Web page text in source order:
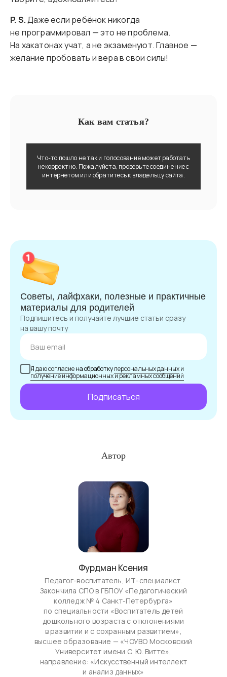
P. S.Даже если ребёнок никогда
не программировал — это не проблема.
На хакатонах учат, а не экзаменуют. Главное —
желание пробовать и вера в свои силы!
Как вам статья?
Что-то пошло не так и голосование может работать
некорректно. Пожалуйста, проверьте соединение с
интернетом или обратитесь к владельцу сайта.
Советы, лайфхаки, полезные и практичные
материалы для родителей
Подпишитесь и получайте лучшие статьи сразу
на вашу почту
Ядаю согласиена обработкуперсональных данныхи
получение информационных и рекламных сообщений
Подписаться
Автор
Фурдман Ксения
Педагог-воспитатель, ИТ-специалист.
Закончила СПО в ГБПОУ «Педагогический
колледж № 4 Санкт-Петербурга»
по специальности «Воспитатель детей
дошкольного возраста с отклонениями
в развитии и с сохранным развитием»,
высшее образование — «ЧОУВО Московский
Университет имени С. Ю. Витте»,
направление: «Искусственный интеллект
и анализ данных»